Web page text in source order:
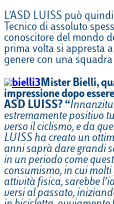
L’ASD LUISS può
Tecnico di assoluto
conoscitore del mondo
prima volta si appresta
genere con una
Mister Bielli,
impressione dopo
ASD LUISS? “
estremamente positivo
verso il ciclismo, e da
LUISS ha creato un
anni saprà dare grandi
in un periodo come
consumismo, in cui
attività fisica, sarebbe
versi al passato,